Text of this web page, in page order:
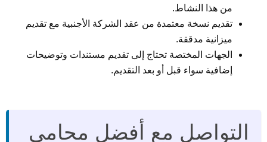
من هذا النشاط.
تقديم نسخة معتمدة من عقد الشركة الأجنبية مع تقديم
ميزانية مدققة.
الجهات المختصة تحتاج إلى تقديم مستندات وتوضيحات
إضافية سواء قبل أو بعد التقديم.
التواصل مع أفضل محامي